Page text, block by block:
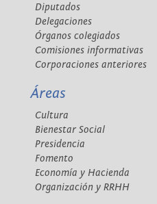
Diputados
Delegaciones
Órganos colegiados
Comisiones informativas
Corporaciones anteriores
Áreas
Cultura
Bienestar Social
Presidencia
Fomento
Economía y Hacienda
Organización y RRHH